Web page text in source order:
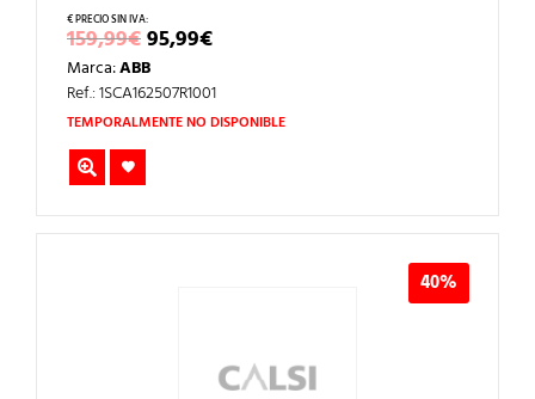
159,99€EL
PRECIO
ORIGINAL
ERA:
159,99€.
95,99€EL
PRECIO
ES:
95,99€.
Marca:ABB
Ref.: 1SCA162507R1001
TEMPORALMENTE NO DISPONIBLE
40%